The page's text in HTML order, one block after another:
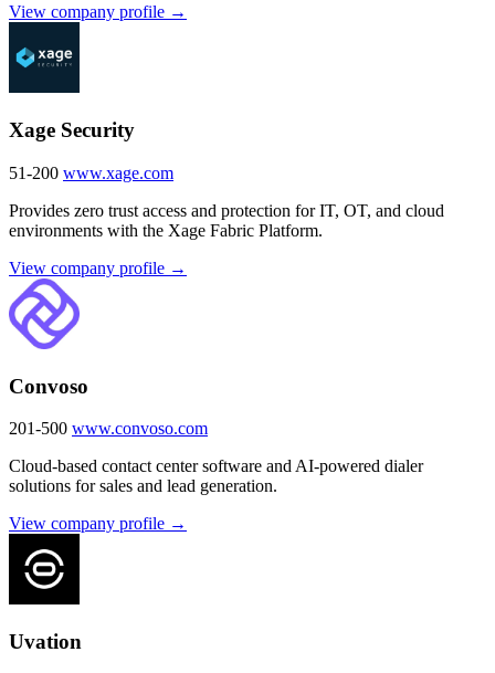
View company profile →
Xage Security
51-200 www.xage.com
Provides zero trust access and protection for IT, OT, and cloud
environments with the Xage Fabric Platform.
View company profile →
Convoso
201-500 www.convoso.com
Cloud-based contact center software and AI-powered dialer
solutions for sales and lead generation.
View company profile →
Uvation